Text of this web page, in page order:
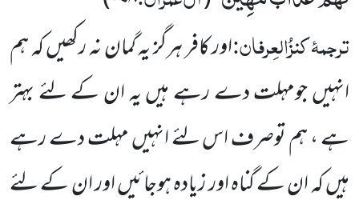
ترجمۂ کنزُالعِرفان:اور کافر ہرگز یہ گمان نہ رکھیں کہ ہم
انہیں جومہلت دے رہے ہیں یہ ان کے لئے بہتر
ہے ، ہم توصرف اس لئے انہیں مہلت دے رہے
ہیں کہ ان کے گناہ اور زیادہ ہوجائیں اور ان کے لئے